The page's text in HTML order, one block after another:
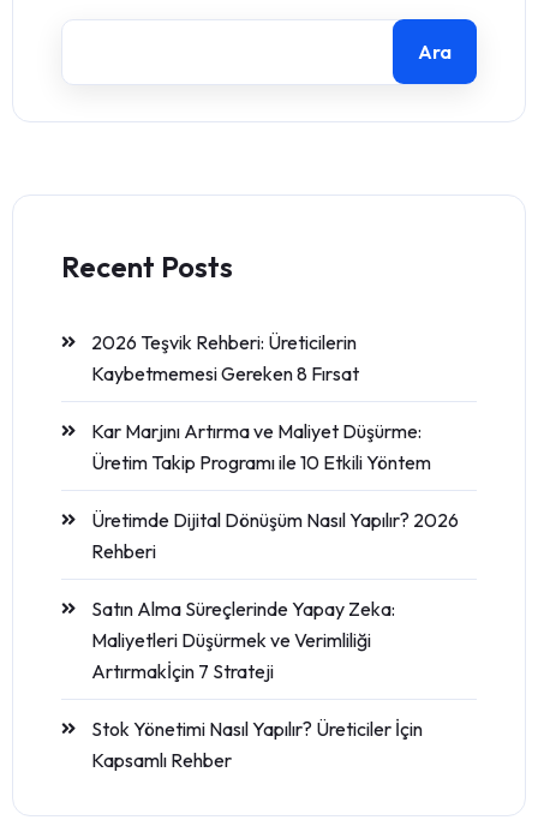
Ara
Recent Posts
2026 Teşvik Rehberi: Üreticilerin
Kaybetmemesi Gereken 8 Fırsat
Kar Marjını Artırma ve Maliyet Düşürme:
Üretim Takip Programı ile 10 Etkili Yöntem
Üretimde Dijital Dönüşüm Nasıl Yapılır? 2026
Rehberi
Satın Alma Süreçlerinde Yapay Zeka:
Maliyetleri Düşürmek ve Verimliliği
Artırmakİçin 7 Strateji
Stok Yönetimi Nasıl Yapılır? Üreticiler İçin
Kapsamlı Rehber